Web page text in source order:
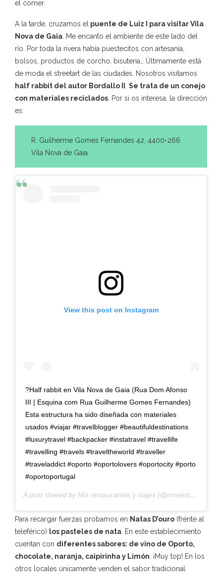
el comer.
A la tarde, cruzamos el puente de Luiz I para visitar Vila
Nova de Gaia. Me encanto el ambiente de este lado del
río. Por toda la rivera había puestecitos con artesanía,
bolsos, productos de corcho, bisuteria… Últimamente está
de moda el streetart de las ciudades. Nosotros visitamos
half rabbit del autor Bordallo II . Se trata de un conejo
con materiales reciclados. Por si os interesa, la dirección
es:
R. Guilherme Gomes Fernandes 42, 4400-266
Vila Nova de Gaia
View this post on Instagram
?Half rabbit en Vila Nova de Gaia (Rua Dom Afonso
III | Esquina com Rua Guilherme Gomes Fernandes)
Esta estructura ha sido diseñada con materiales
usados #viajar #travelblogger #beautifuldestinations
#luxurytravel #backpacker #instatravel #travellife
#travelling #travels #traveltheworld #traveller
#traveladdict #oporto #oportolovers #oportocity #porto
#oportoportugal
A post shared by Mis restaurantes y viajes (@misrestaurantesyviajes) on
Para recargar fuerzas probamos en Natas D’ouro (frente al
teleférico) los pasteles de nata . En este establecimiento
cuentan con diferentes sabores: de vino de Oporto,
chocolate, naranja, caipirinha y Limón . ¡Muy top! En los
otros locales únicamente venden el sabor tradicional.